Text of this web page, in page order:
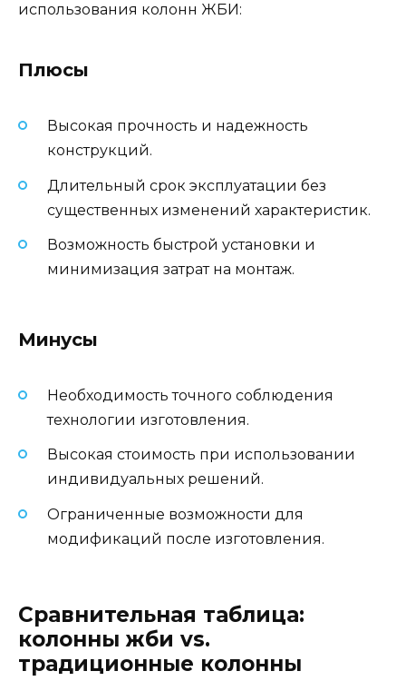
использования колонн ЖБИ:
Плюсы
Высокая прочность и надежность
конструкций.
Длительный срок эксплуатации без
существенных изменений характеристик.
Возможность быстрой установки и
минимизация затрат на монтаж.
Минусы
Необходимость точного соблюдения
технологии изготовления.
Высокая стоимость при использовании
индивидуальных решений.
Ограниченные возможности для
модификаций после изготовления.
Сравнительная таблица:
колонны жби vs.
традиционные колонны